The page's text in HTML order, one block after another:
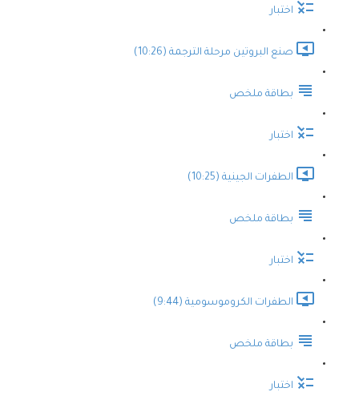
اختبار
صنع البروتين مرحلة الترجمة (10:26)
بطاقة ملخص
اختبار
الطفرات الجينية (10:25)
بطاقة ملخص
اختبار
الطفرات الكروموسومية (9:44)
بطاقة ملخص
اختبار